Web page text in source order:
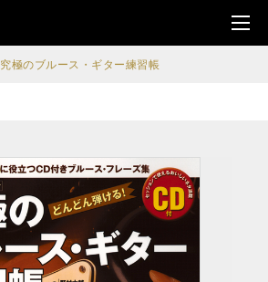
メニ
ュ
究極のブルース・ギター練習帳